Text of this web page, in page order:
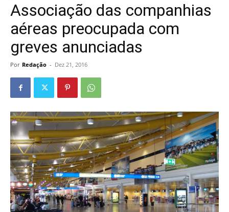
Associação das companhias
aéreas preocupada com
greves anunciadas
Por Redação - Dez 21, 2016